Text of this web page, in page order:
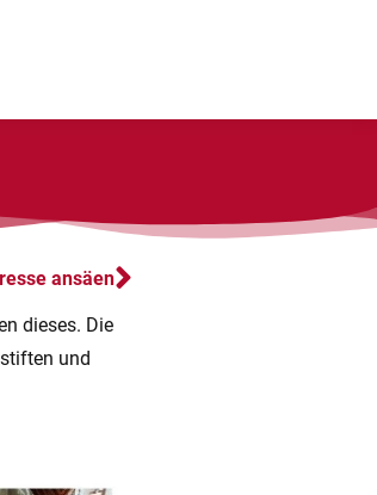
ansäen
dieses. Die
und